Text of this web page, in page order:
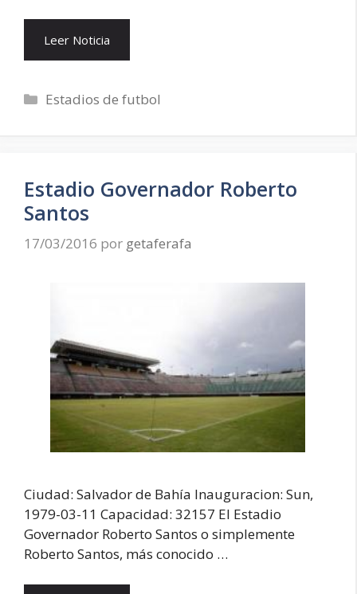
Leer Noticia
Categorías
Estadios de futbol
Estadio Governador Roberto
Santos
17/03/2016 por getaferafa
Ciudad: Salvador de Bahía Inauguracion: Sun,
1979-03-11 Capacidad: 32157 El Estadio
Governador Roberto Santos o simplemente
Roberto Santos, más conocido …